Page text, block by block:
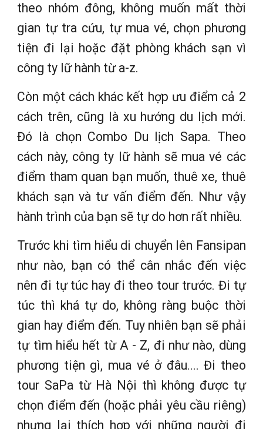
theo nhóm đông, không muốn mất thời
gian tự tra cứu, tự mua vé, chọn phương
tiện đi lại hoặc đặt phòng khách sạn vì
công ty lữ hành từ a-z.
Còn một cách khác kết hợp ưu điểm cả 2
cách trên, cũng là xu hướng du lịch mới.
Đó là chọn Combo Du lịch Sapa. Theo
cách này, công ty lữ hành sẽ mua vé các
điểm tham quan bạn muốn, thuê xe, thuê
khách sạn và tư vấn điểm đến. Như vậy
hành trình của bạn sẽ tự do hơn rất nhiều.
Trước khi tìm hiểu di chuyển lên Fansipan
như nào, bạn có thể cân nhắc đến việc
nên đi tự túc hay đi theo tour trước. Đi tự
túc thì khá tự do, không ràng buộc thời
gian hay điểm đến. Tuy nhiên bạn sẽ phải
tự tìm hiểu hết từ A - Z, đi như nào, dùng
phương tiện gì, mua vé ở đâu.... Đi theo
tour SaPa từ Hà Nội thì không được tự
chọn điểm đến (hoặc phải yêu cầu riêng)
nhưng lại thích hợp với những người đi